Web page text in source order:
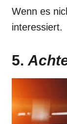
Wenn es
interessiert.
5.